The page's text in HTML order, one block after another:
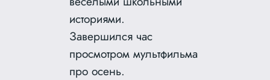
историями.
Завершился час
просмотром мультфильма
про осень.